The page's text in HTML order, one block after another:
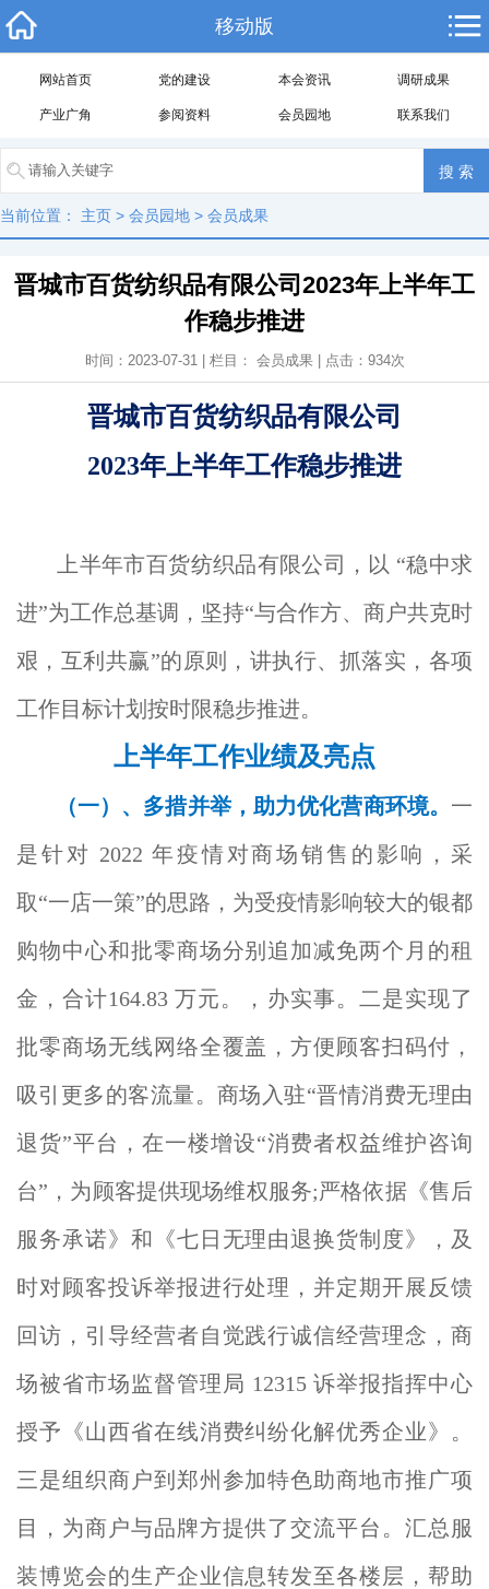
移动版
网站首页 党的建设 本会资讯 调研成果
产业广角 参阅资料 会员园地 联系我们
当前位置： 主页 > 会员园地 > 会员成果
晋城市百货纺织品有限公司2023年上半年工
作稳步推进
时间：2023-07-31 | 栏目： 会员成果| 点击： 934次
晋城市百货纺织品有限公司
2023年上半年工作稳步推进
上半年市百货纺织品有限公司，以 “稳中求
进”为工作总基调，坚持“与合作方、商户共克时
艰，互利共赢”的原则，讲执行、抓落实，各项
工作目标计划按时限稳步推进。
上半年工作业绩及亮点
（一）、 多措并举，助力优化营商环境。 一
是针对 2022 年疫情对商场销售的影响，采
取“一店一策”的思路，为受疫情影响较大的银都
购物中心和批零商场分别追加减免两个月的租
金，合计164.83 万元。，办实事。二是实现了
批零商场无线网络全覆盖，方便顾客扫码付，
吸引更多的客流量。商场入驻“晋情消费无理由
退货”平台，在一楼增设“消费者权益维护咨询
台”，为顾客提供现场维权服务;严格依据《售后
服务承诺》和《七日无理由退换货制度》，及
时对顾客投诉举报进行处理，并定期开展反馈
回访，引导经营者自觉践行诚信经营理念，商
场被省市场监督管理局 12315 诉举报指挥中心
授予《山西省在线消费纠纷化解优秀企业》。
三是组织商户到郑州参加特色助商地市推广项
目，为商户与品牌方提供了交流平台。汇总服
装博览会的生产企业信息转发至各楼层，帮助